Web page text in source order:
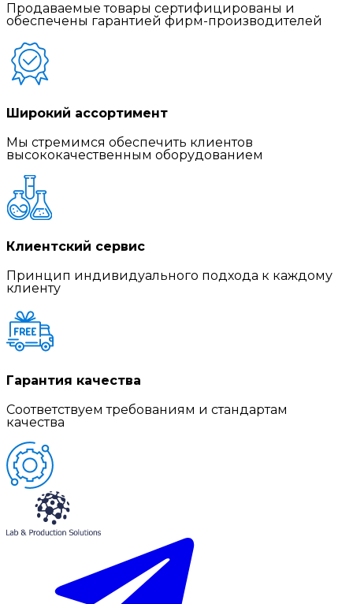
Продаваемые товары сертифицированы и
обеспечены гарантией фирм-производителей
Широкий ассортимент
Мы стремимся обеспечить клиентов
высококачественным оборудованием
Клиентский сервис
Принцип индивидуального подхода к каждому
клиенту
Гарантия качества
Соответствуем требованиям и стандартам
качества